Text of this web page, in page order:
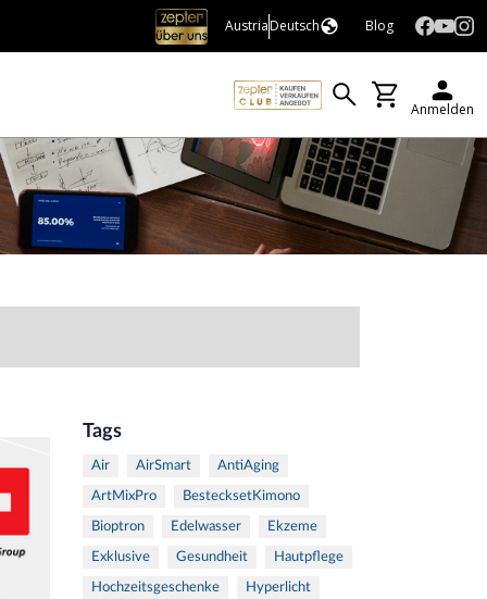
AustriaDeutsch Blog
Anmelden
Tags
Air AirSmart AntiAging
ArtMixPro BestecksetKimono
Bioptron Edelwasser Ekzeme
Exklusive Gesundheit Hautpflege
Hochzeitsgeschenke Hyperlicht